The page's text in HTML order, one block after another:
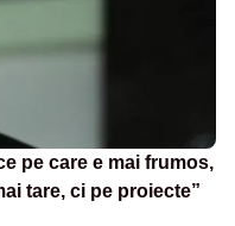
pe care e mai frumos,
tare, ci pe proiecte”